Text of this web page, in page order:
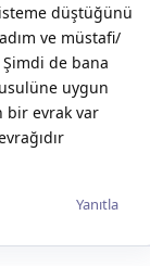
düştüğünü
ve müstafi/
de bana
uygun
bir evrak var
Yanıtla